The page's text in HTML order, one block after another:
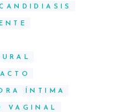
ÍNTIMA
VAGINAL